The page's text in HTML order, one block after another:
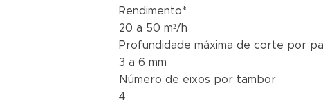
Rendimento*
20 a 50 m²/h
Profundidade máxima de corte por
3 a 6 mm
Número de eixos por tambor
4